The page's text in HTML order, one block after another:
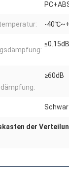
-
≤0.15dB
≥60dB
der